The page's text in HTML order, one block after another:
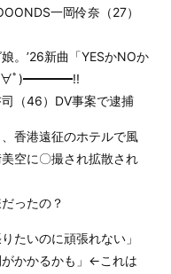
一岡伶奈（27）
。’26新曲「YESかNOか
∀ﾟ)━━━━!!
司（46）DV事案で逮捕
、香港遠征のホテルで風
空に〇撮され拡散され
ったの？
たいのに頑張れない」
がかかるかも」←これは